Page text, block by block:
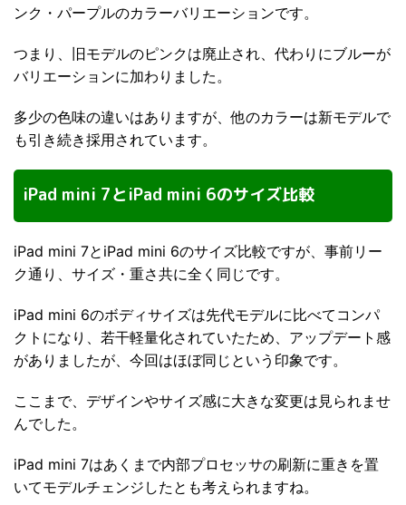
ンク・パープルのカラーバリエーションです。
つまり、旧モデルのピンクは廃止され、代わりにブルーが
バリエーションに加わりました。
多少の色味の違いはありますが、他のカラーは新モデルで
も引き続き採用されています。
iPad mini 7とiPad mini 6のサイズ比較
iPad mini 7とiPad mini 6のサイズ比較ですが、事前リー
ク通り、サイズ・重さ共に全く同じです。
iPad mini 6のボディサイズは先代モデルに比べてコンパ
クトになり、若干軽量化されていたため、アップデート感
がありましたが、今回はほぼ同じという印象です。
ここまで、デザインやサイズ感に大きな変更は見られませ
んでした。
iPad mini 7はあくまで内部プロセッサの刷新に重きを置
いてモデルチェンジしたとも考えられますね。